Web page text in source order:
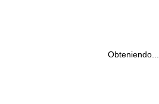
Obteniendo...